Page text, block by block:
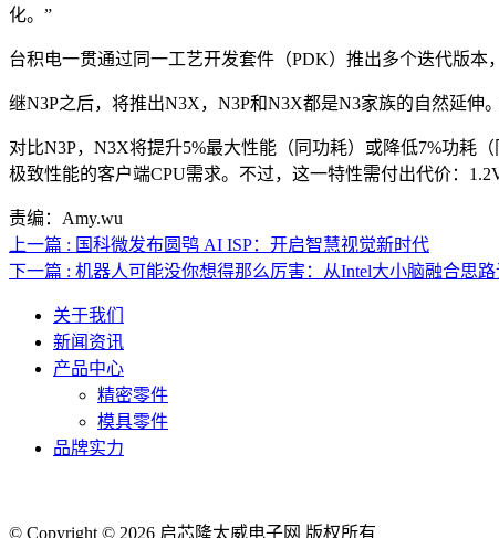
化。”
台积电一贯通过同一工艺开发套件（PDK）推出多个迭代版本
继N3P之后，将推出N3X，N3P和N3X都是N3家族的自然延伸
对比N3P，N3X将提升5%最大性能（同功耗）或降低7%功耗
极致性能的客户端CPU需求。不过，这一特性需付出代价：
责编：Amy.wu
上一篇 : 国科微发布圆鸮 AI ISP：开启智慧视觉新时代
下一篇 : 机器人可能没你想得那么厉害：从Intel大小脑融合思
关于我们
新闻资讯
产品中心
精密零件
模具零件
品牌实力
© Copyright © 2026 启芯隆太威电子网 版权所有